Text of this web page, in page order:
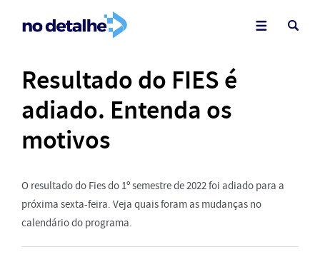
Resultado do FIES é
adiado. Entenda os
motivos
O resultado do Fies do 1º semestre de 2022 foi adiado para a
próxima sexta-feira. Veja quais foram as mudanças no
calendário do programa.